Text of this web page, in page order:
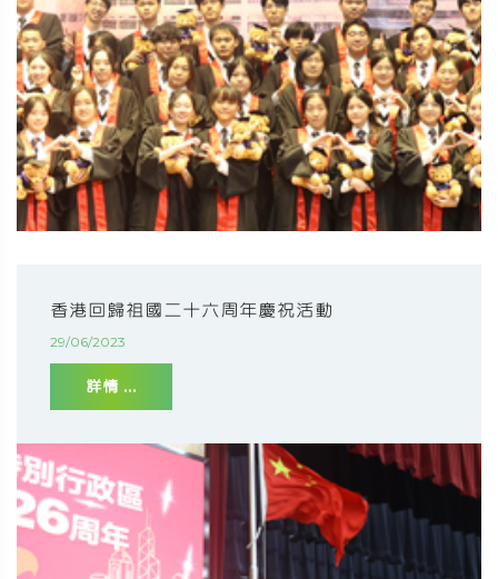
香港回歸祖國二十六周年慶祝活動
29/06/2023
詳情 ...